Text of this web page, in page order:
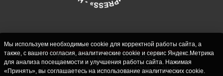
СИ "Новости Крыма - КрымPRESS".
Свидетельство о регистрации СМИ ЭЛ № ФС
Мы используем необходимые cookie для корректной работы сайта, а
также, с вашего согласия, аналитические cookie и сервис Яндекс.Метрика
для анализа посещаемости и улучшения работы сайта. Нажимая
«Принять», вы соглашаетесь на использование аналитических cookie.